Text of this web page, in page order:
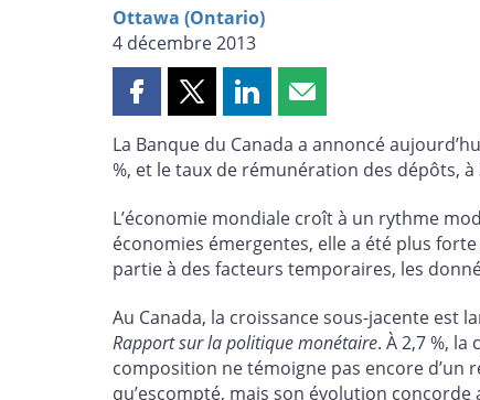
Ottawa (Ontario)
4 décembre 2013
Partager
page
sur
Partager
page
sur
Partager
page
sur
Partager
page
par
La Banque du Canada a annoncé
%, et le taux de rémunération des dépôts, à
L’économie mondiale croît à un rythme
économies émergentes, elle a été plus
partie à des facteurs temporaires, les
Au Canada, la croissance sous-jacente est
Rapport sur la politique monétaire. À 2,7 %,
composition ne témoigne pas encore d’un
qu’escompté, mais son évolution